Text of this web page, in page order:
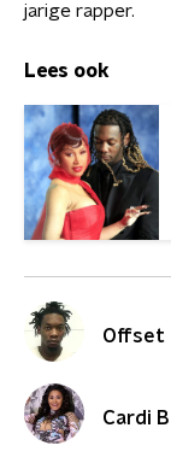
jarige rapper.
Lees ook
Offset
Cardi B